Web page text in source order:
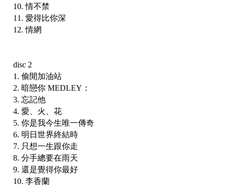
10. 情不禁
11. 愛得比你深
12. 情網
disc 2
1. 偷閒加油站
2. 暗戀你 MEDLEY：
3. 忘記他
4. 愛、火、花
5. 你是我今生唯一傳奇
6. 明日世界終結時
7. 只想一生跟你走
8. 分手總要在雨天
9. 還是覺得你最好
10. 李香蘭